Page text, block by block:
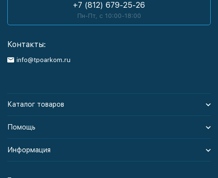
+7 (812) 679-25-26
Пн-Пт, с 10:00-18:00
Контакты:
info@tpoarkom.ru
Каталог товаров
Помощь
Информация